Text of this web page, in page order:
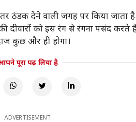
ठंडक देने वाली जगह पर किया जाता
दीवारों को इस रंग से रंगना पसंद करते
कुछ और ही होगा।
पूरा पढ़ लिया है
ADVERTISEMENT